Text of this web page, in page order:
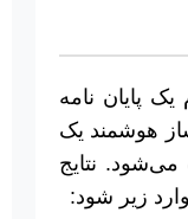
یک پایان نامه
هوشمند یک
نتایج
زیر شود: